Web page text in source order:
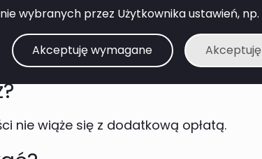
wybranych przez Użytkownika ustawień, np.
Akceptuję wymagane Akceptuję
nieprawidłowości.
nie wiąże się z dodatkową opłatą.